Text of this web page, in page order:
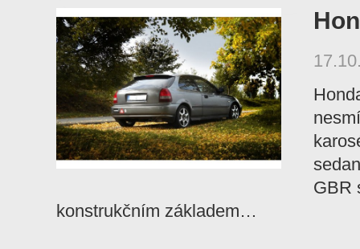
GBR
konstrukčním základem…